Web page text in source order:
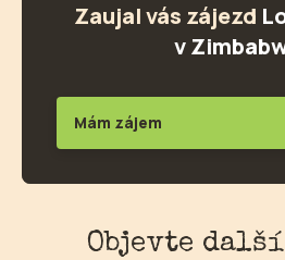
Zaujal vás zájezd
v
Mám zájem
Objevte